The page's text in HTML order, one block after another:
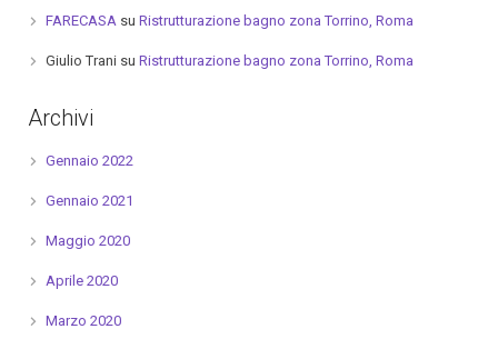
FARECASAsu Ristrutturazione bagno zona Torrino, Roma
Giulio Tranisu Ristrutturazione bagno zona Torrino, Roma
Archivi
Gennaio 2022
Gennaio 2021
Maggio 2020
Aprile 2020
Marzo 2020